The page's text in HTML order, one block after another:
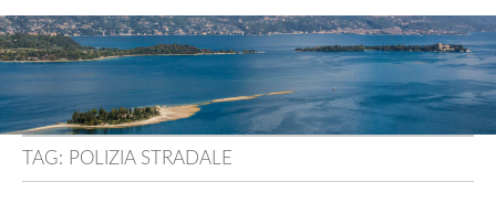
TAG: POLIZIA STRADALE